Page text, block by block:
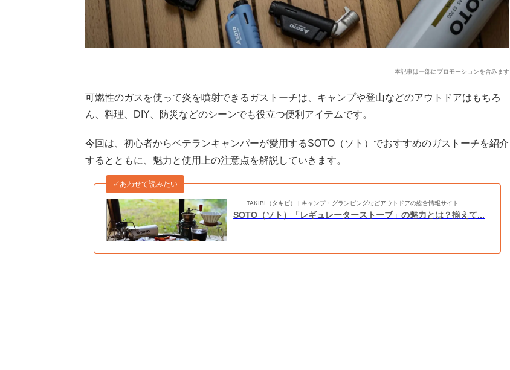
本記事は一部にプロモーションを含みます
可燃性のガスを使って炎を噴射できるガストーチは、キャンプや登山などのアウトドアはもちろ
ん、料理、DIY、防災などのシーンでも役立つ便利アイテムです。
今回は、初心者からベテランキャンパーが愛用するSOTO（ソト）でおすすめのガストーチを紹介
するとともに、魅力と使用上の注意点を解説していきます。
TAKIBI（タキビ） | キャンプ・グランピングなどアウトドアの総合情報サイト
✓あわせて読みたい
SOTO（ソト）「レギュレーターストーブ」の魅力とは？揃えて...